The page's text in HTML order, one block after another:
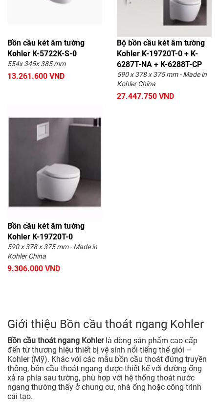
Bồn cầu két âm tường
Kohler K-5722K-S-0
554x 345x 385 mm
13.261.600 VND
Bộ bồn cầu két âm tường
Kohler K-19720T-0 + K-
6287T-NA + K-6288T-CP
590 x 378 x 375 mm - Made in
Kohler China
27.447.750 VND
Bồn cầu két âm tường
Kohler K-19720T-0
590 x 378 x 375 mm - Made in
Kohler China
9.306.000 VND
Giới thiệu Bồn cầu thoát ngang Kohler
Bồn cầu thoát ngang Kohlerlà dòng sản phẩm cao cấp
đến từ thương hiệu thiết bị vệ sinh nổi tiếng thế giới –
Kohler (Mỹ). Khác với các mẫu bồn cầu thoát đứng truyền
thống, bồn cầu thoát ngang được thiết kế với đường ống
xả ra phía sau tường, phù hợp với hệ thống thoát nước
ngang thường thấy ở chung cư, nhà ống hoặc công trình
cải tạo.